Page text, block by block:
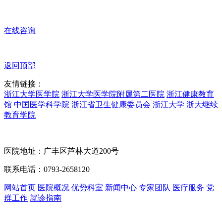
在线咨询
返回顶部
友情链接：
浙江大学医学院 浙江大学医学院附属第二医院 浙江健康教育
馆 中国医学科学院 浙江省卫生健康委员会 浙江大学 浙大继续
教育学院
医院地址：广丰区芦林大道200号
联系电话：0793-2658120
网站首页 医院概况 优势科室 新闻中心 专家团队 医疗服务 党
群工作 就诊指南